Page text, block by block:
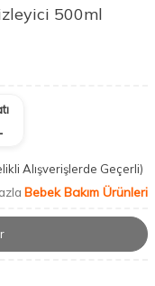
500ml
Alışverişlerde Geçerli)
Bebek Bakım Ürünleri